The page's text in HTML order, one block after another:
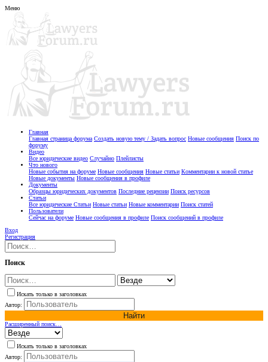
Меню
Главная
Главная страница форума Создать новую тему / Задать вопрос Новые сообщения Поиск по
форуму
Видео
Все юридические видео Случайно Плейлисты
Что нового
Новые события на форуме Новые сообщения Новые статьи Комментарии к новой статье
Новые документы Новые сообщения в профиле
Документы
Образцы юридических документов Последние рецензии Поиск ресурсов
Статьи
Все юридические Статьи Новые статьи Новые комментарии Поиск статей
Пользователи
Сейчас на форуме Новые сообщения в профиле Поиск сообщений в профиле
Вход
Регистрация
Поиск
Искать только в заголовках
Автор:
Найти
Расширенный поиск…
Искать только в заголовках
Автор: